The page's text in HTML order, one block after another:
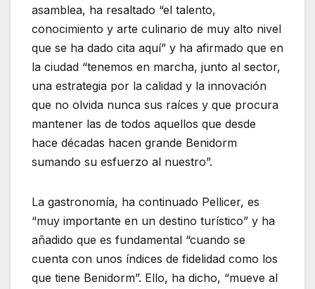
asamblea, ha resaltado “el talento,
conocimiento y arte culinario de muy alto nivel
que se ha dado cita aquí” y ha afirmado que en
la ciudad “tenemos en marcha, junto al sector,
una estrategia por la calidad y la innovación
que no olvida nunca sus raíces y que procura
mantener las de todos aquellos que desde
hace décadas hacen grande Benidorm
sumando su esfuerzo al nuestro”.
La gastronomía, ha continuado Pellicer, es
“muy importante en un destino turístico” y ha
añadido que es fundamental “cuando se
cuenta con unos índices de fidelidad como los
que tiene Benidorm”. Ello, ha dicho, “mueve al